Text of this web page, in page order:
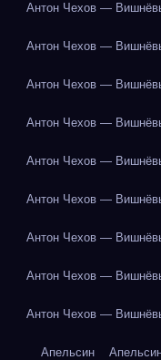
Антон Чехов —
Антон Чехов —
Антон Чехов —
Антон Чехов —
Антон Чехов —
Антон Чехов —
Антон Чехов —
Антон Чехов —
Антон Чехов —
Апельсин